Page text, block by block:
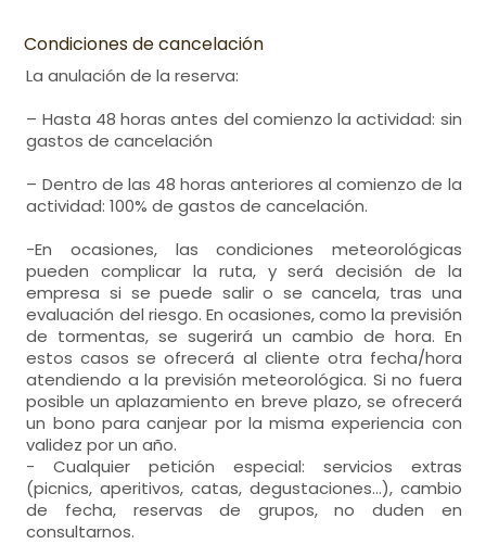
Condiciones de cancelación
La anulación de la reserva:
– Hasta 48 horas antes del comienzo la actividad: sin
gastos de cancelación
– Dentro de las 48 horas anteriores al comienzo de la
actividad: 100% de gastos de cancelación.
-En ocasiones, las condiciones meteorológicas
pueden complicar la ruta, y será decisión de la
empresa si se puede salir o se cancela, tras una
evaluación del riesgo. En ocasiones, como la previsión
de tormentas, se sugerirá un cambio de hora. En
estos casos se ofrecerá al cliente otra fecha/hora
atendiendo a la previsión meteorológica. Si no fuera
posible un aplazamiento en breve plazo, se ofrecerá
un bono para canjear por la misma experiencia con
validez por un año.
- Cualquier petición especial: servicios extras
(picnics, aperitivos, catas, degustaciones...), cambio
de fecha, reservas de grupos, no duden en
consultarnos.